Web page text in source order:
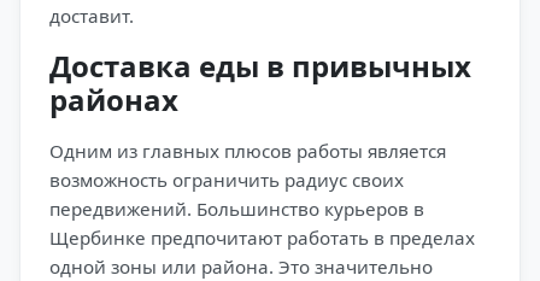
доставит.
Доставка еды в привычных
районах
Одним из главных плюсов работы является
возможность ограничить радиус своих
передвижений. Большинство курьеров в
Щербинке предпочитают работать в пределах
одной зоны или района. Это значительно